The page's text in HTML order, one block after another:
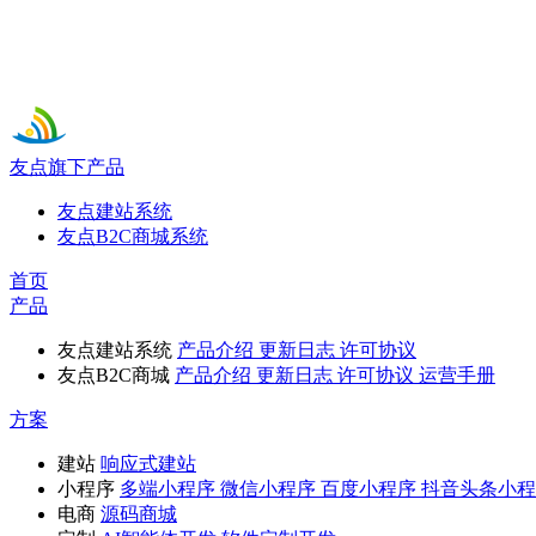
友点旗下产品
友点建站系统
友点B2C商城系统
首页
产品
友点建站系统 产品介绍 更新日志 许可协议
友点B2C商城 产品介绍 更新日志 许可协议 运营手册
方案
建站 响应式建站
小程序 多端小程序 微信小程序 百度小程序 抖音头条小
电商 源码商城